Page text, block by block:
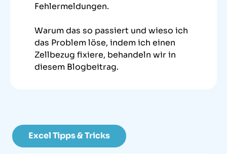
Fehlermeldungen.
Warum das so passiert und wieso ich
das Problem löse, indem ich einen
Zellbezug fixiere, behandeln wir in
diesem Blogbeitrag.
Excel Tipps & Tricks